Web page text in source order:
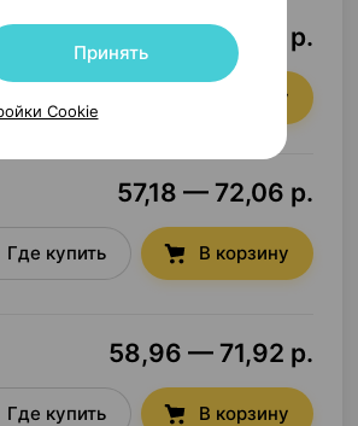
46,05 — 62,08 р.
В корзину
57,18 — 72,06 р.
Где купить В корзину
58,96 — 71,92 р.
Где купить В корзину
Принять
Cookie